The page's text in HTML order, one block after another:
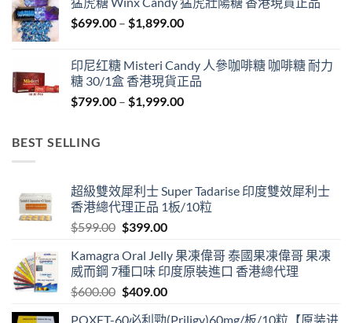
through
$1,849.00
$699.00 – $1,899.00Price
through
$1,899.00
印尼红糖 Misteri Candy 人參咖啡糖 咖啡糖 耐力
糖 30/1盒 香港現貨正品
$799.00 – $1,999.00Price
BEST SELLING
超級雙效犀利士 Super Tadarise 印度雙效犀利士
香港總代理正品 1板/10粒
$599.00 Original
was:
$599.00.
$399.00Current
is:
$399.00.
Kamagra Oral Jelly 果凍偉哥 泰國果凍偉哥 果凍
威而鋼 7種口味 印度原裝進口 香港總代理
$600.00 Original
$409.00Current
POXET-60必利勁(Priligy)60mg/板/10粒【原装进